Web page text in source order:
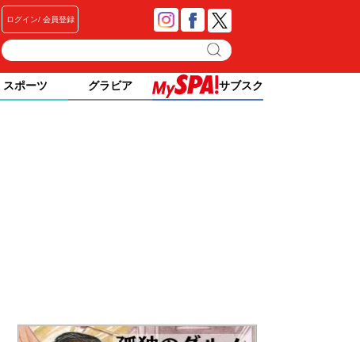
ログイン 会員登録
スポーツ グラビア サブスク